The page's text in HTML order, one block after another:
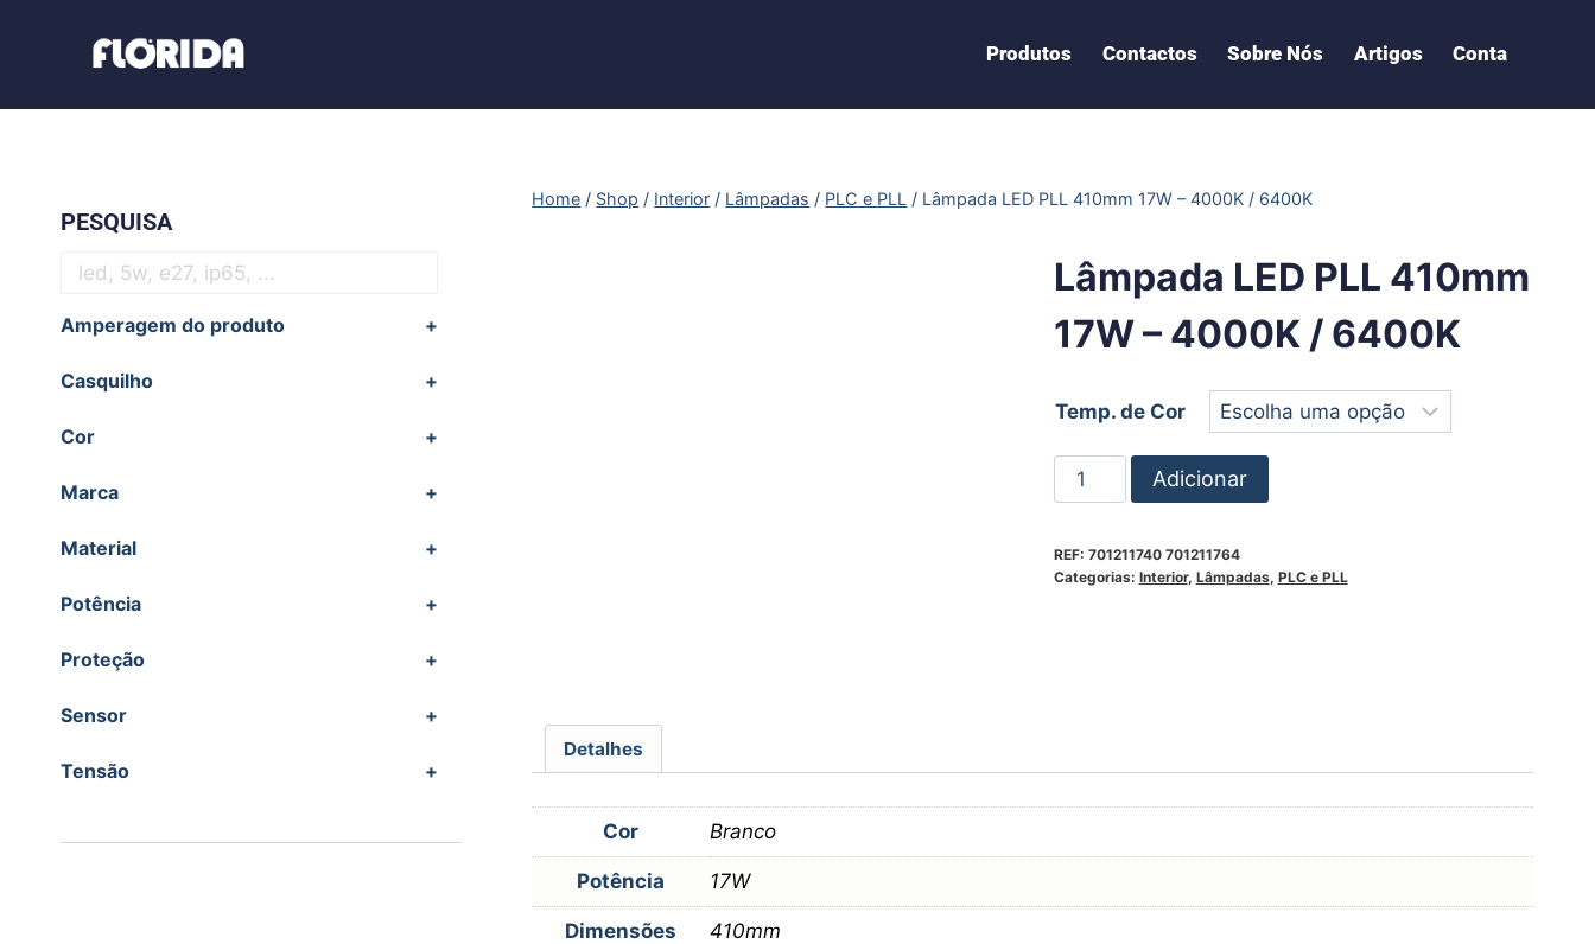
Produtos Contactos Sobre Nós Artigos Conta
Home / Shop / Interior / Lâmpadas / PLC e PLL / Lâmpada LED PLL 410mm 17W – 4000K / 6400K
Lâmpada LED PLL 410mm
17W – 4000K / 6400K
Temp. de Cor
Adicionar
REF: 701211740 701211764
Categorias: Interior, Lâmpadas, PLC e PLL
Detalhes
Cor Branco
Potência 17W
Dimensões 410mm
PESQUISA
Amperagem do produto +
Casquilho +
Cor +
Marca +
Material +
Potência +
Proteção +
Sensor +
Tensão +